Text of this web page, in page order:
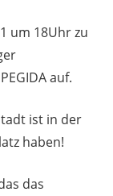
um 18Uhr zu
auf.
ist in der
haben!
das